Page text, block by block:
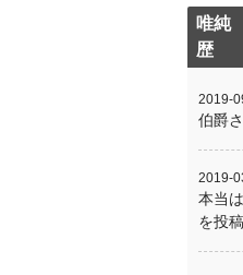
唯純
歴
2019-
伯爵
2019-
本当
を投